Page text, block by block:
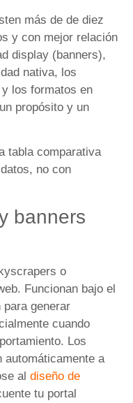
más de de diez
y con mejor relación
display (banners),
nativa, los
los formatos en
propósito y un
tabla comparativa
no con
banners
o
Funcionan bajo el
generar
cuando
Los
automáticamente a
al diseño de
tu portal